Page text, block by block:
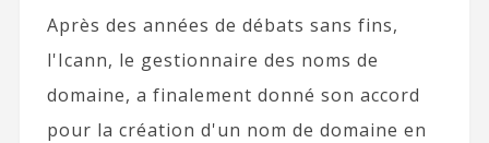
Après des années de débats sans fins,
l'Icann, le gestionnaire des noms de
domaine, a finalement donné son accord
pour la création d'un nom de domaine en